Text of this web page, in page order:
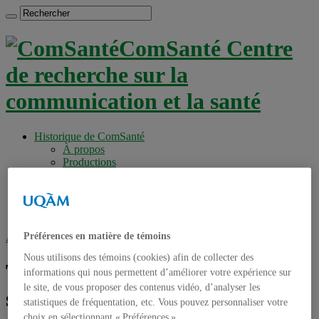
ComSanté Centre
de recherche sur la
communication et la santé
Historique de ComSanté
À propos
Productions
Chercheurs associés
Accueil»Tag archives : Sciences de la santé
Tag archives :Sciences de la
santé
Préférences en matière de témoins
Nous utilisons des témoins (cookies) afin de collecter des
informations qui nous permettent d’améliorer votre expérience sur
le site, de vous proposer des contenus vidéo, d’analyser les
statistiques de fréquentation, etc. Vous pouvez personnaliser votre
choix en sélectionnant « Préférences ».